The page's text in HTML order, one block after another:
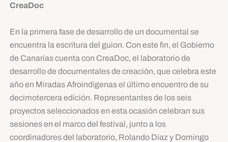
CreaDoc
En la primera fase de desarrollo de un documental se
encuentra la escritura del guion. Con este fin, el Gobierno
de Canarias cuenta con CreaDoc, el laboratorio de
desarrollo de documentales de creación, que celebra este
año en Miradas Afroindígenas el último encuentro de su
decimotercera edición. Representantes de los seis
proyectos seleccionados en esta ocasión celebran sus
sesiones en el marco del festival, junto a los
coordinadores del laboratorio, Rolando Díaz y Domingo